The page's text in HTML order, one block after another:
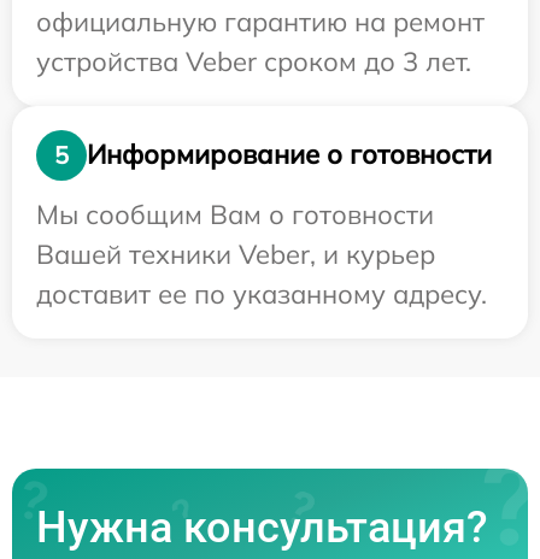
официальную гарантию на ремонт
устройства Veber сроком до 3 лет.
5
Информирование о готовности
Мы сообщим Вам о готовности
Вашей техники Veber, и курьер
доставит ее по указанному адресу.
Нужна консультация?